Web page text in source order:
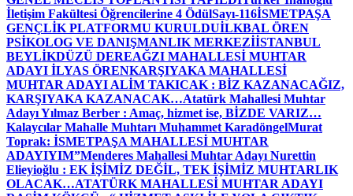
İletişim Fakültesi Öğrencilerine 4 ÖdülSayı-116İSMETPAŞA
GENÇLİK PLATFORMU KURULDUİLKBAL ÖREN
PSİKOLOG VE DANIŞMANLIK MERKEZİİSTANBUL
BEYLİKDÜZÜ DEREAĞZI MAHALLESİ MUHTAR
ADAYI İLYAS ÖRENKARŞIYAKA MAHALLESİ
MUHTAR ADAYI ALİM TAKICAK : BİZ KAZANACAĞIZ,
KARŞIYAKA KAZANACAK…Atatürk Mahallesi Muhtar
Adayı Yılmaz Berber : Amaç, hizmet ise, BİZDE VARIZ…
Kalaycılar Mahalle Muhtarı Muhammet KaradöngelMurat
Toprak: İSMETPAŞA MAHALLESİ MUHTAR
ADAYIYIM”Menderes Mahallesi Muhtar Adayı Nurettin
Elieyioğlu : EK İŞİMİZ DEĞİL, TEK İŞİMİZ MUHTARLIK
OLACAK…ATATÜRK MAHALLESİ MUHTAR ADAYI